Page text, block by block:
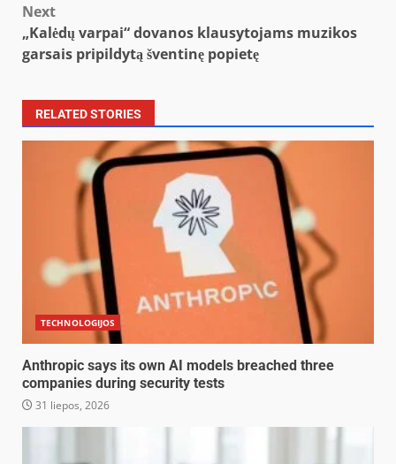
Next
„Kalėdų varpai“ dovanos klausytojams muzikos
garsais pripildytą šventinę popietę
RELATED STORIES
TECHNOLOGIJOS
Anthropic says its own AI models breached three
companies during security tests
31 liepos, 2026